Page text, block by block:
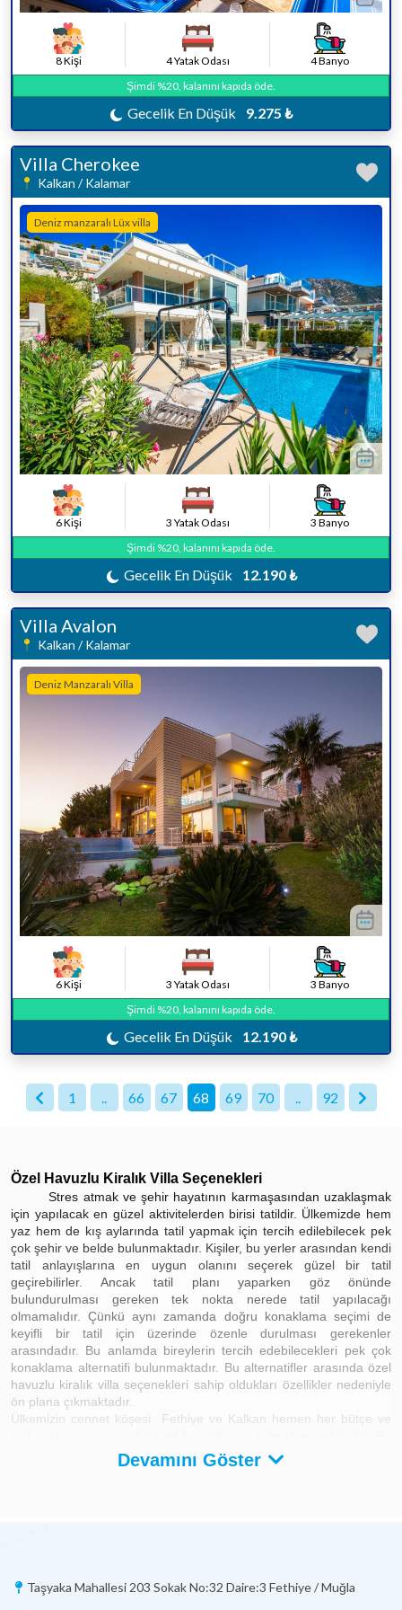
8 Kişi 4 Yatak Odası
4 Banyo
Şimdi %20, kalanını kapıda öde.
Gecelik En Düşük 9.275 ₺
Villa Cherokee
Kalkan / Kalamar
Deniz manzaralı Lüx villa
6 Kişi 3 Yatak Odası
3 Banyo
Şimdi %20, kalanını kapıda öde.
Gecelik En Düşük 12.190 ₺
Villa Avalon
Kalkan / Kalamar
Deniz Manzaralı Villa
6 Kişi 3 Yatak Odası
3 Banyo
Şimdi %20, kalanını kapıda öde.
Gecelik En Düşük 12.190 ₺
1 .. 66 67 68 69 70 .. 92
Özel Havuzlu Kiralık Villa Seçenekleri
Stres atmak ve şehir hayatının karmaşasından uzaklaşmak
için yapılacak en güzel aktivitelerden birisi tatildir. Ülkemizde hem
yaz hem de kış aylarında tatil yapmak için tercih edilebilecek pek
çok şehir ve belde bulunmaktadır. Kişiler, bu yerler arasından kendi
tatil anlayışlarına en uygun olanını seçerek güzel bir tatil
geçirebilirler. Ancak tatil planı yaparken göz önünde
bulundurulması gereken tek nokta nerede tatil yapılacağı
olmamalıdır. Çünkü aynı zamanda doğru konaklama seçimi de
keyifli bir tatil için üzerinde özenle durulması gerekenler
arasındadır. Bu anlamda bireylerin tercih edebilecekleri pek çok
konaklama alternatifi bulunmaktadır. Bu alternatifler arasında özel
havuzlu kiralık villa seçenekleri sahip oldukları özellikler nedeniyle
ön plana çıkmaktadır.
Ülkemizin cennet köşesi Fethiye ve Kalkan hemen her bütçe ve
muhafazakâr villalar , gözlerden uzak özel bir tatil
geçirmek isteyenler için en ideal seçenektir. Yine Fethiye ve
konaklayan kişilerin kullanımına tahsis edilmektedir. Yani tatilciler,
Devamını Göster
Taşyaka Mahallesi 203 Sokak No:32 Daire:3 Fethiye / Muğla